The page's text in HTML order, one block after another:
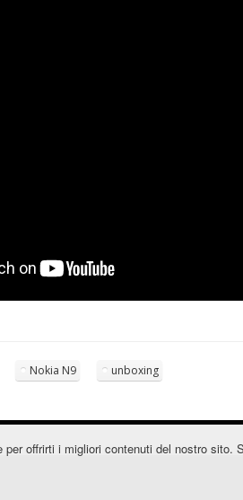
Nokia N9 unboxing
per offrirti i migliori contenuti del nostro